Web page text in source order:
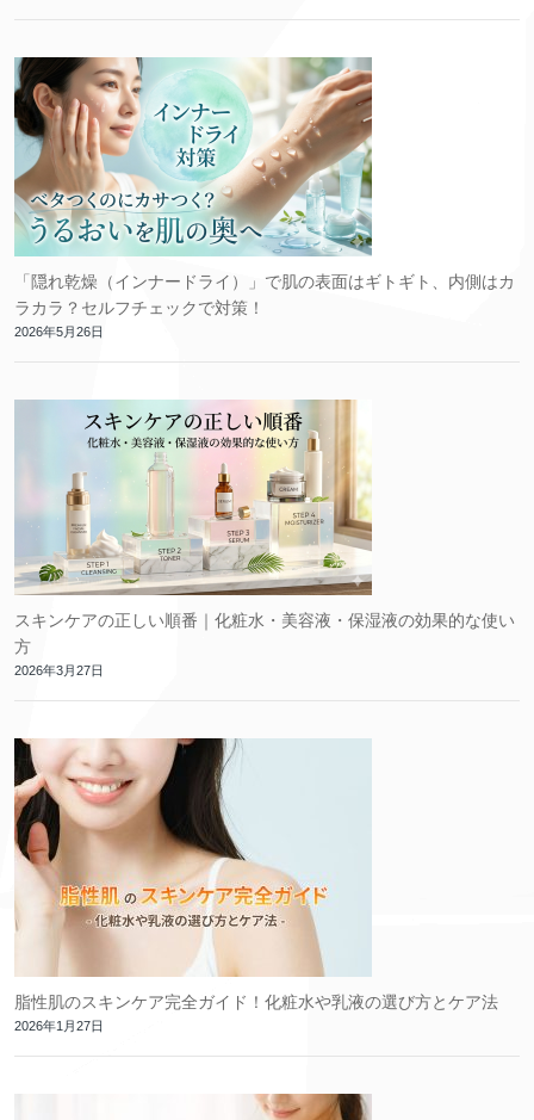
「隠れ乾燥（インナードライ）」で肌の表面はギトギト、内側はカ
ラカラ？セルフチェックで対策！
2026年5月26日
スキンケアの正しい順番｜化粧水・美容液・保湿液の効果的な使い
方
2026年3月27日
脂性肌のスキンケア完全ガイド！化粧水や乳液の選び方とケア法
2026年1月27日